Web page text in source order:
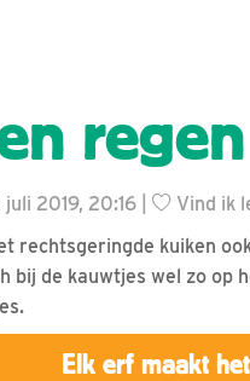
2019, 20:16 | Vind ik
rechtsgeringde kuiken
bij de kauwtjes wel zo op
Elk erf maakt